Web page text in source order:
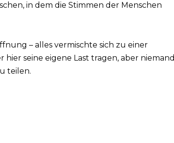
in dem die Stimmen der Menschen
– alles vermischte sich zu einer
seine eigene Last tragen, aber niemand
teilen.